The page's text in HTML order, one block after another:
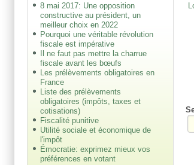
8 mai 2017: Une opposition
constructive au président, un
meilleur choix en 2022
Pourquoi une véritable révolution
fiscale est impérative
Il ne faut pas mettre la charrue
fiscale avant les bœufs
Les prélèvements obligatoires en
France
Liste des prélèvements
obligatoires (impôts, taxes et
cotisations)
Fiscalité punitive
Utilité sociale et économique de
l'impôt
Émocratie: exprimez mieux vos
préférences en votant